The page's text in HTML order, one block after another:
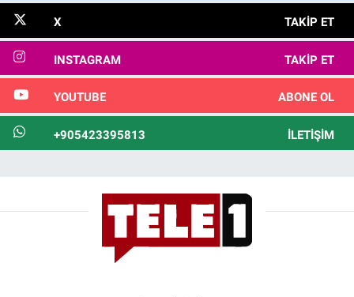
X TAKIP ET
INSTAGRAM TAKIP ET
YOUTUBE ABONE OL
+905423395813 İLETIŞIM